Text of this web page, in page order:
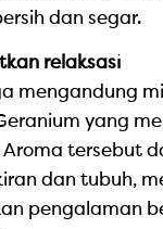
dan segar.
relaksasi
mengandung
yang
Aroma tersebut
dan tubuh,
pengalaman